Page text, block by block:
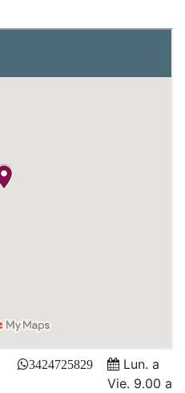
3424725829
Lun. a
Vie. 9.00 a